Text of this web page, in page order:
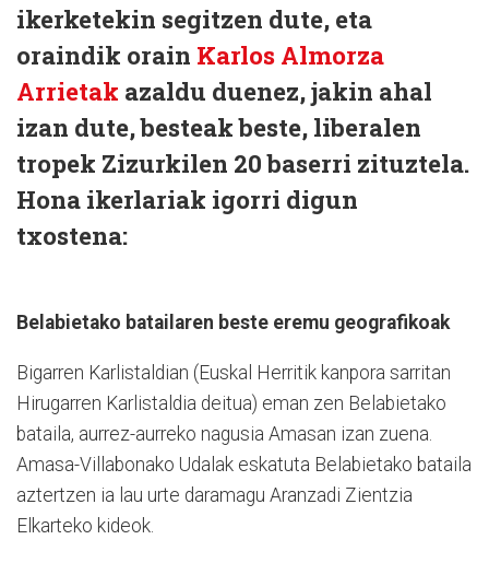
ikerketekin segitzen dute, eta
oraindik orain Karlos Almorza
Arrietak azaldu duenez, jakin ahal
izan dute, besteak beste, liberalen
tropek Zizurkilen 20 baserri zituztela.
Hona ikerlariak igorri digun
txostena:
Belabietako batailaren beste eremu geografikoak
Bigarren Karlistaldian (Euskal Herritik kanpora sarritan
Hirugarren Karlistaldia deitua) eman zen Belabietako
bataila, aurrez-aurreko nagusia Amasan izan zuena.
Amasa-Villabonako Udalak eskatuta Belabietako bataila
aztertzen ia lau urte daramagu Aranzadi Zientzia
Elkarteko kideok.